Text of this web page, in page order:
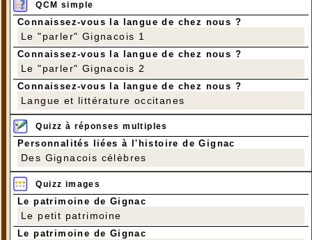
QCM simple
Connaissez-vous la langue de chez nous ?
Le "parler" Gignacois 1
Connaissez-vous la langue de chez nous ?
Le "parler" Gignacois 2
Connaissez-vous la langue de chez nous ?
Langue et littérature occitanes
Quizz à réponses multiples
Personnalités liées à l'histoire de Gignac
Des Gignacois célèbres
Quizz images
Le patrimoine de Gignac
Le petit patrimoine
Le patrimoine de Gignac